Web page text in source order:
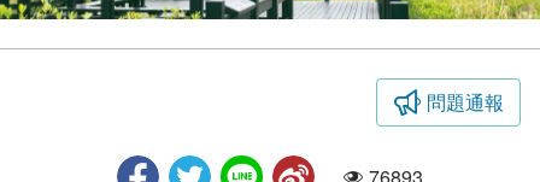
問題通報
76893